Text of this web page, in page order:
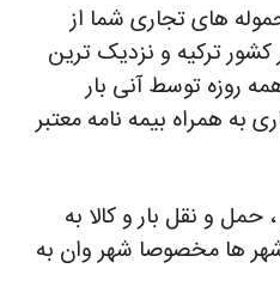
های تجاری شما از
کشور ترکیه و نزدیک ترین
روزه توسط آنی بار
به همراه بیمه نامه معتبر
و نقل بار و کالا به
ها مخصوصا شهر وان به